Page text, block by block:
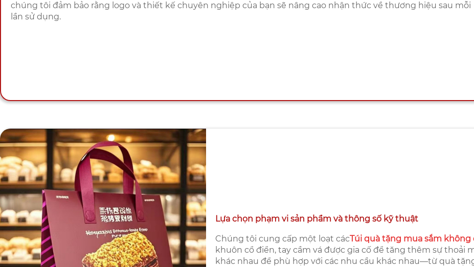
chúng tôi đảm bảo rằng logo và thiết kế chuyên nghiệp của bạn sẽ nâng cao nhận thức về thương hiệu sau mỗi
lần sử dụng.
Lựa chọn phạm vi sản phẩm và thông số kỹ thuật
Chúng tôi cung cấp một loạt cácTúi quà tặng mua sắm không
khuôn cổ điển, tay cầm vá được gia cố để tăng thêm sự thoải
khác nhau để phù hợp với các nhu cầu khác nhau—từ quà